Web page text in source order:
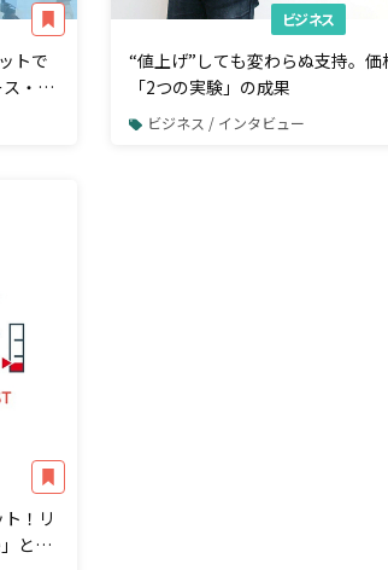
トで
・ジ
ビジネス
“値上げ”しても変わらぬ支持。価
「2つの実験」の成果
ビジネス / インタビュー
！リ
と